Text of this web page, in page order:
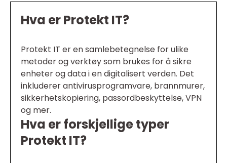
Hva er Protekt IT?
Protekt IT er en samlebetegnelse for ulike
metoder og verktøy som brukes for å sikre
enheter og data i en digitalisert verden. Det
inkluderer antivirusprogramvare, brannmurer,
sikkerhetskopiering, passordbeskyttelse, VPN
og mer.
Hva er forskjellige typer
Protekt IT?